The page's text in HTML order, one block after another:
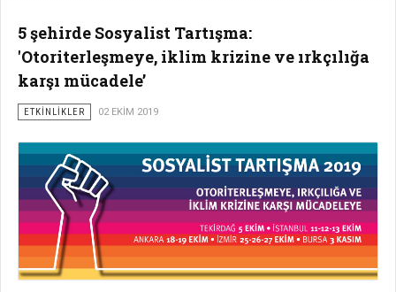
5 şehirde Sosyalist Tartışma:
'Otoriterleşmeye, iklim krizine ve ırkçılığa
karşı mücadele’
ETKİNLİKLER 02 EKIM 2019